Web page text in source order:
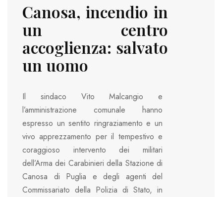
Canosa, incendio in
un centro
accoglienza: salvato
un uomo
Il sindaco Vito Malcangio e
l’amministrazione comunale hanno
espresso un sentito ringraziamento e un
vivo apprezzamento per il tempestivo e
coraggioso intervento dei militari
dell’Arma dei Carabinieri della Stazione di
Canosa di Puglia e degli agenti del
Commissariato della Polizia di Stato, in